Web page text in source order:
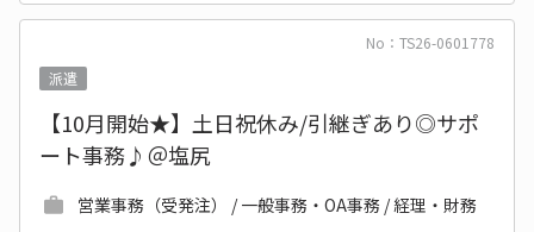
No：TS26-0601778
派遣
【10月開始★】土日祝休み/引継ぎあり◎サポ
ート事務♪＠塩尻
営業事務（受発注） / 一般事務・OA事務 / 経理・財務